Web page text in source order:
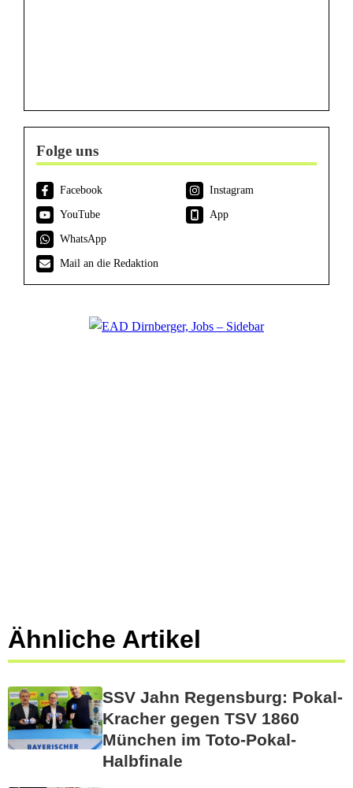
Folge uns
Facebook
Instagram
YouTube
App
WhatsApp
Mail an die Redaktion
Ähnliche Artikel
SSV Jahn Regensburg: Pokal-
Kracher gegen TSV 1860
München im Toto-Pokal-
Halbfinale